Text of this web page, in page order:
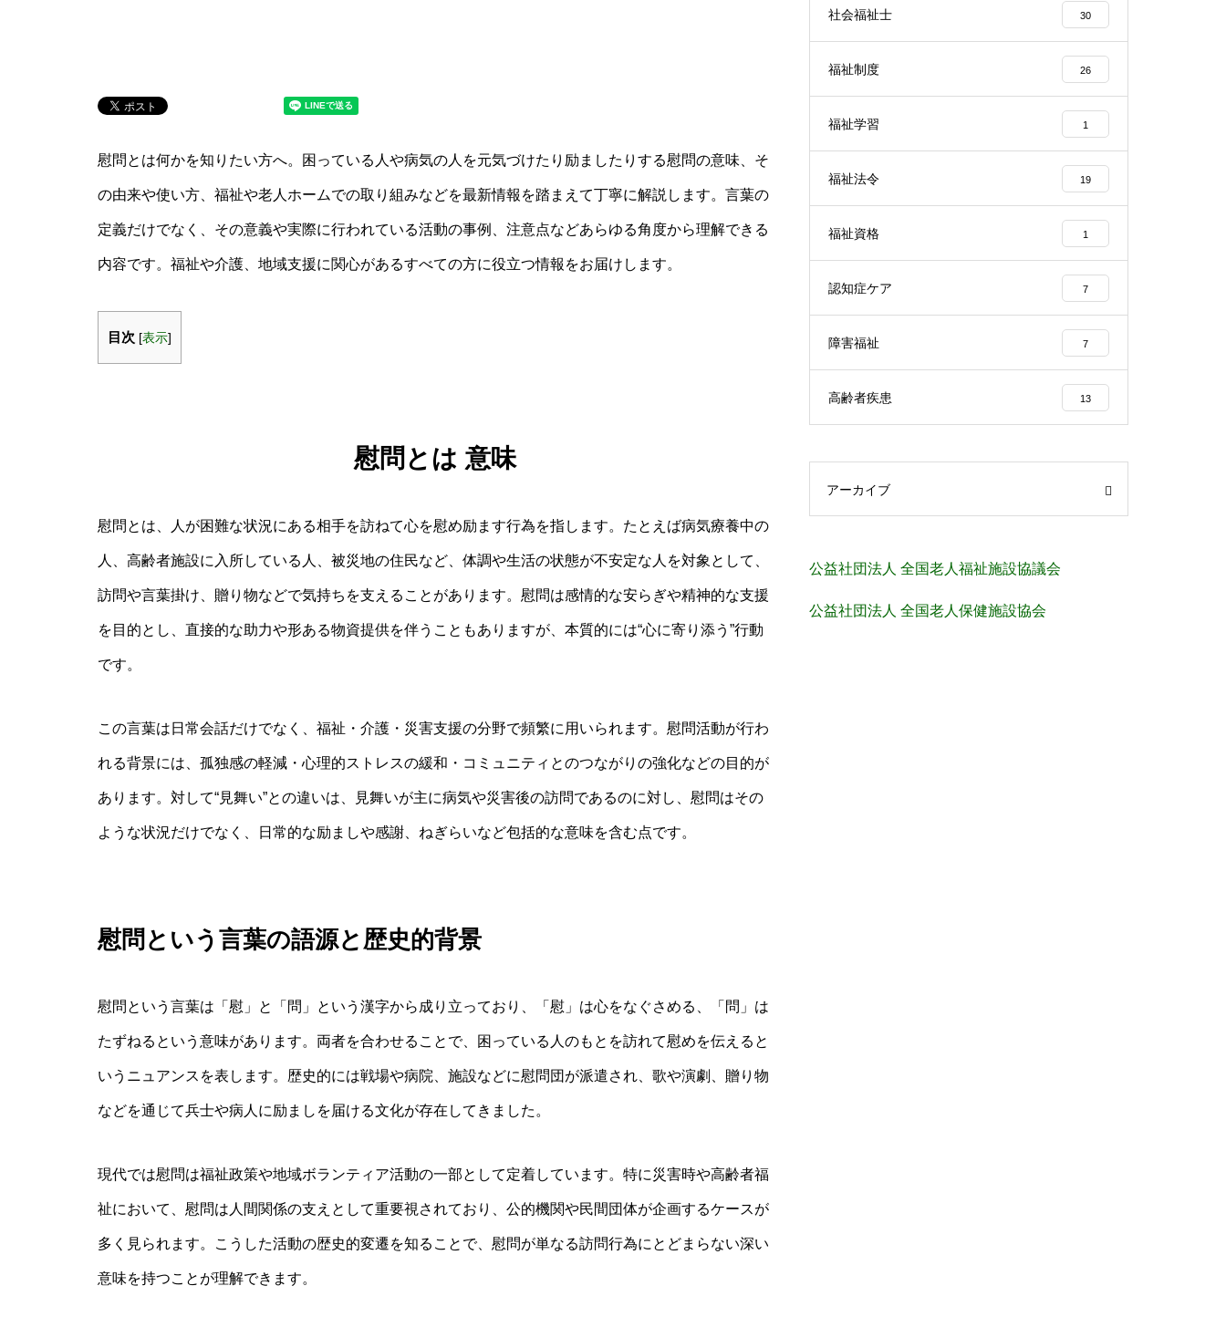
慰問とは何かを知りたい方へ。困っている人や病気の人を元気づけたり励ましたりする慰問の意味、そ
の由来や使い方、福祉や老人ホームでの取り組みなどを最新情報を踏まえて丁寧に解説します。言葉の
定義だけでなく、その意義や実際に行われている活動の事例、注意点などあらゆる角度から理解できる
内容です。福祉や介護、地域支援に関心があるすべての方に役立つ情報をお届けします。
目次 [表示]
慰問とは 意味
慰問とは、人が困難な状況にある相手を訪ねて心を慰め励ます行為を指します。たとえば病気療養中の
人、高齢者施設に入所している人、被災地の住民など、体調や生活の状態が不安定な人を対象として、
訪問や言葉掛け、贈り物などで気持ちを支えることがあります。慰問は感情的な安らぎや精神的な支援
を目的とし、直接的な助力や形ある物資提供を伴うこともありますが、本質的には“心に寄り添う”行動
です。
この言葉は日常会話だけでなく、福祉・介護・災害支援の分野で頻繁に用いられます。慰問活動が行わ
れる背景には、孤独感の軽減・心理的ストレスの緩和・コミュニティとのつながりの強化などの目的が
あります。対して“見舞い”との違いは、見舞いが主に病気や災害後の訪問であるのに対し、慰問はその
ような状況だけでなく、日常的な励ましや感謝、ねぎらいなど包括的な意味を含む点です。
慰問という言葉の語源と歴史的背景
慰問という言葉は「慰」と「問」という漢字から成り立っており、「慰」は心をなぐさめる、「問」は
たずねるという意味があります。両者を合わせることで、困っている人のもとを訪れて慰めを伝えると
いうニュアンスを表します。歴史的には戦場や病院、施設などに慰問団が派遣され、歌や演劇、贈り物
などを通じて兵士や病人に励ましを届ける文化が存在してきました。
現代では慰問は福祉政策や地域ボランティア活動の一部として定着しています。特に災害時や高齢者福
祉において、慰問は人間関係の支えとして重要視されており、公的機関や民間団体が企画するケースが
多く見られます。こうした活動の歴史的変遷を知ることで、慰問が単なる訪問行為にとどまらない深い
意味を持つことが理解できます。
社会福祉士 30
福祉制度 26
福祉学習 1
福祉法令 19
福祉資格 1
認知症ケア 7
障害福祉 7
高齢者疾患 13
アーカイブ
公益社団法人 全国老人福祉施設協議会
公益社団法人 全国老人保健施設協会